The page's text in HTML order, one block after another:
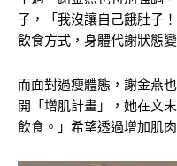
子，「我沒讓自己餓肚子
飲食方式，身體代謝狀態
而面對過瘦體態，謝金燕
開「增肌計畫」，她在文
飲食。」希望透過增加肌